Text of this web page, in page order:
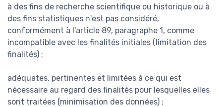
à des fins de recherche scientifique ou historique ou à
des fins statistiques n'est pas considéré,
conformément à l'article 89, paragraphe 1, comme
incompatible avec les finalités initiales (limitation des
finalités) ;
adéquates, pertinentes et limitées à ce qui est
nécessaire au regard des finalités pour lesquelles elles
sont traitées (minimisation des données) ;